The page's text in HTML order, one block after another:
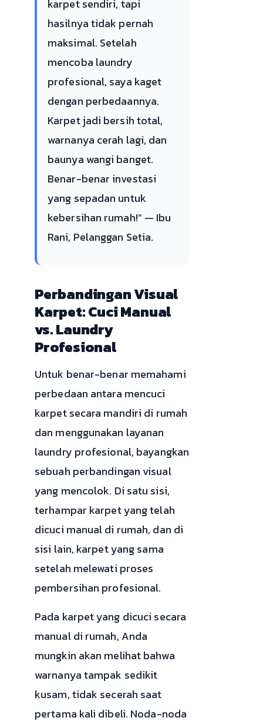
karpet sendiri, tapi
hasilnya tidak pernah
maksimal. Setelah
mencoba laundry
profesional, saya kaget
dengan perbedaannya.
Karpet jadi bersih total,
warnanya cerah lagi, dan
baunya wangi banget.
Benar-benar investasi
yang sepadan untuk
kebersihan rumah!” — Ibu
Rani, Pelanggan Setia.
Perbandingan Visual
Karpet: Cuci Manual
vs. Laundry
Profesional
Untuk benar-benar memahami
perbedaan antara mencuci
karpet secara mandiri di rumah
dan menggunakan layanan
laundry profesional, bayangkan
sebuah perbandingan visual
yang mencolok. Di satu sisi,
terhampar karpet yang telah
dicuci manual di rumah, dan di
sisi lain, karpet yang sama
setelah melewati proses
pembersihan profesional.
Pada karpet yang dicuci secara
manual di rumah, Anda
mungkin akan melihat bahwa
warnanya tampak sedikit
kusam, tidak secerah saat
pertama kali dibeli. Noda-noda